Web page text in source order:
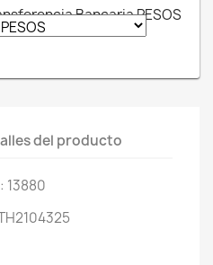
del producto
13880